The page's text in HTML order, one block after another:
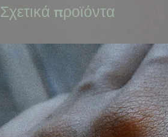
Σχετικά προϊόντα